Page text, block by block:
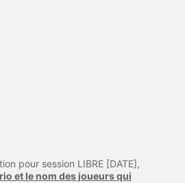
pour session LIBRE [DATE],
et le nom des joueurs qui